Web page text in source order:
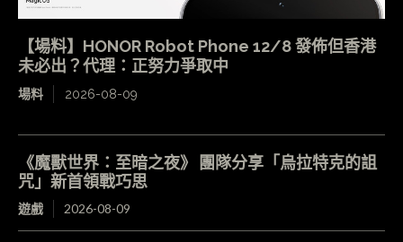
【場料】HONOR Robot Phone 12/8 發佈但香港
未必出？代理：正努力爭取中
場料 2026-08-09
《魔獸世界：至暗之夜》 團隊分享「烏拉特克的詛
咒」新首領戰巧思
遊戲 2026-08-09